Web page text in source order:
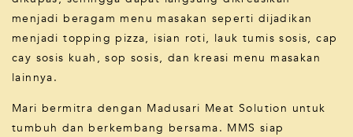
menjadi beragam menu masakan seperti dijadikan
menjadi topping pizza, isian roti, lauk tumis sosis, cap
cay sosis kuah, sop sosis, dan kreasi menu masakan
lainnya.
Mari bermitra dengan Madusari Meat Solution untuk
tumbuh dan berkembang bersama. MMS siap